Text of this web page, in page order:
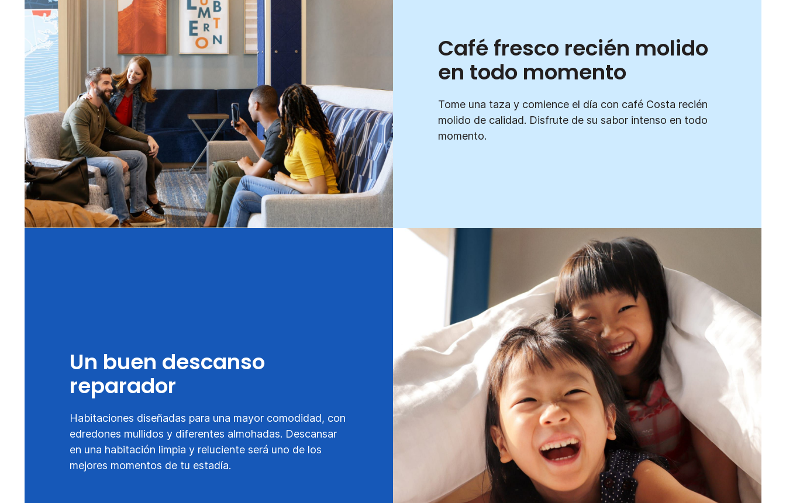
Café fresco recién molido
en todo momento
Tome una taza y comience el día con café Costa recién
molido de calidad. Disfrute de su sabor intenso en todo
momento.
Un buen descanso
reparador
Habitaciones diseñadas para una mayor comodidad, con
edredones mullidos y diferentes almohadas. Descansar
en una habitación limpia y reluciente será uno de los
mejores momentos de tu estadía.